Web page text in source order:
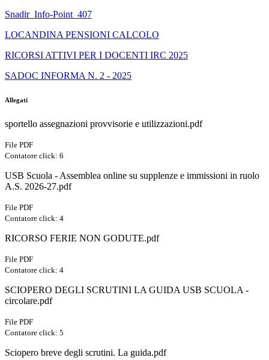
Snadir_Info-Point_407
LOCANDINA PENSIONI CALCOLO
RICORSI ATTIVI PER I DOCENTI IRC 2025
SADOC INFORMA N. 2 - 2025
Allegati
sportello assegnazioni provvisorie e utilizzazioni.pdf
File PDF
Contatore click: 6
USB Scuola - Assemblea online su supplenze e immissioni in ruolo
A.S. 2026-27.pdf
File PDF
Contatore click: 4
RICORSO FERIE NON GODUTE.pdf
File PDF
Contatore click: 4
SCIOPERO DEGLI SCRUTINI LA GUIDA USB SCUOLA -
circolare.pdf
File PDF
Contatore click: 5
Sciopero breve degli scrutini. La guida.pdf